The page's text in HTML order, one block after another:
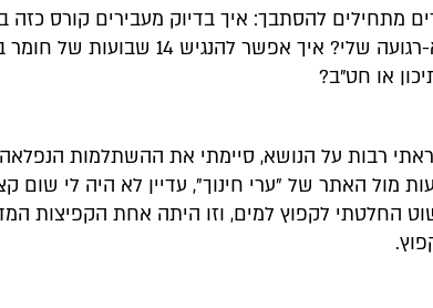
מתחילים להסתבך: איך בדיוק מעבירים קורס כזה
הבכלל-לא-רגועה שלי? איך אפשר להנגיש
או חט"ב?
רבות על הנושא, סיימתי את ההשתלמות
מול האתר של "ערי חינוך", עדיין לא היה לי שום
החלטתי לקפוץ למים, וזו היתה אחת הקפיצות